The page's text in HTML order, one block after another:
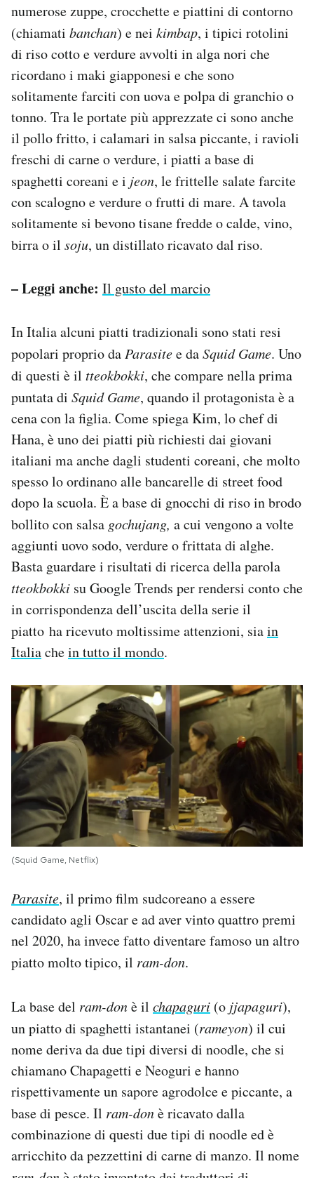
numerose zuppe, crocchette e piattini di contorno
(chiamati banchan) e nei kimbap, i tipici rotolini
di riso cotto e verdure avvolti in alga nori che
ricordano i maki giapponesi e che sono
solitamente farciti con uova e polpa di granchio o
tonno. Tra le portate più apprezzate ci sono anche
il pollo fritto, i calamari in salsa piccante, i ravioli
freschi di carne o verdure, i piatti a base di
spaghetti coreani e i jeon, le frittelle salate farcite
con scalogno e verdure o frutti di mare. A tavola
solitamente si bevono tisane fredde o calde, vino,
birra o il soju, un distillato ricavato dal riso.
– Leggi anche: Il gusto del marcio
In Italia alcuni piatti tradizionali sono stati resi
popolari proprio da Parasitee daSquid Game. Uno
di questi è il tteokbokki, che compare nella prima
puntata di Squid Game, quando il protagonista è a
cena con la figlia. Come spiega Kim, lo chef di
Hana, è uno dei piatti più richiesti dai giovani
italiani ma anche dagli studenti coreani, che molto
spesso lo ordinano alle bancarelle di street food
dopo la scuola. È a base di gnocchi di riso in brodo
bollito con salsa gochujang, a cui vengono a volte
aggiunti uovo sodo, verdure o frittata di alghe.
Basta guardare i risultati di ricerca della parola
tteokbokki su Google Trends per rendersi conto che
in corrispondenza dell’uscita della serie il
piatto ha ricevuto moltissime attenzioni, siain
Italiachein tutto il mondo.
(Squid Game, Netflix)
Parasite, il primo film sudcoreano a essere
candidato agli Oscar e ad aver vinto quattro premi
nel 2020, ha invece fatto diventare famoso un altro
piatto molto tipico, il ram-don.
La base del ram-donè il chapaguri (o jjapaguri),
un piatto di spaghetti istantanei (rameyon) il cui
nome deriva da due tipi diversi di noodle, che si
chiamano Chapagetti e Neoguri e hanno
rispettivamente un sapore agrodolce e piccante, a
base di pesce. Il ram-donè ricavato dalla
combinazione di questi due tipi di noodle ed è
arricchito da pezzettini di carne di manzo. Il nome